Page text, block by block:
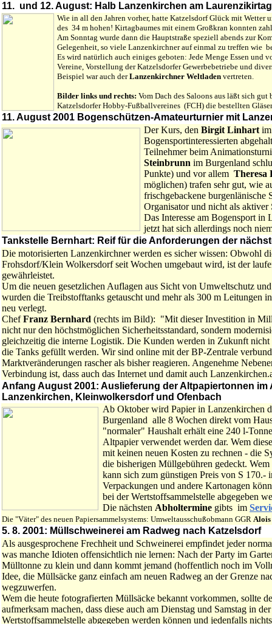
11. und 12. August: Halb Lanzenkirchen am
Wie in all den Jahren vorher, hatte Katzelsdorf Glück mit Wetter
des 34 m hohen! Kirtagbaumes mit einem Großkran konnten
Am Sonntag wurde dann die Hauptstraße speziell abends zur
Gelegenheit, so viele Lanzenkirchner auf einmal zu treffen wie
Es wird natürlich auch einiges geboten: Jede Menge Essen und
Vereine, Vorstellung der Katzelsdorfer Gewerbebetriebe und
Beispiel war auch derLanzenkirchner Weltladen vertreten.
Bilder links und rechts: Vom Dach des Saloons aus läßt sich
Katzelsdorfer Hobby-Fußballvereines (FCH) die bestellten
11. August 2001 Bogenschützen-Amateurturnier mit
Der Kurs, den Birgit Linhart
Bogensportinteressierten
Teilnehmer beim
Steinbrunn im Burgenland
Punkte) und vor allem Theresa
möglichen) trafen sehr gut, wie
frischgebackene burgenlänische
Organisator und nicht als aktiver
Das Interesse am Bogensport
jetzt hat sich allerdings noch
Tankstelle Bernhart: Reif für die Anforderungen der
Die motorisierten Lanzenkirchner werden es sicher wissen: Obwohl
Frohsdorf/Klein Wolkersdorf seit Wochen umgebaut wird, ist der
gewährleistet.
Um die neuen gesetzlichen Auflagen aus Sicht von Umweltschutz
wurden die Treibstofftanks getauscht und mehr als 300 m Leitungen
neu verlegt.
ChefFranz Bernhard (rechts im Bild): "Mit dieser Investition in
nicht nur den höchstmöglichen Sicherheitsstandard, sondern
gleichzeitig die interne Logistik. Die Kunden werden in Zukunft nicht
die Tanks gefüllt werden. Wir sind online mit der BP-Zentrale
Marktveränderungen rascher als bisher reagieren. Angenehme
Verbindung ist, dass auch das Internet und damit auch
Anfang August 2001: Auslieferung der Altpapiertonnen im
Lanzenkirchen, Kleinwolkersdorf und Ofenbach
Ab Oktober wird Papier in Lanzenkirchen
Burgenland alle 8 Wochen direkt vom
"normaler" Haushalt erhält eine 240 l-
Altpapier verwendet werden dar. Wem
mit keinen neuen Kosten zu rechnen - die
die bisherigen Müllgebühren gedeckt.
kann sich zum günstigen Preis von S 170.-
Verpackungen und andere Kartonagen
bei der Wertstoffsammelstelle abgegeben
Die nächsten Abholtermine gibts im
Die "Väter" des neuen Papiersammelsystems: Umweltausschußobmann GGR
5. 8. 2001: Müllschweinerei am Radweg nach Katzelsdorf
Als ausgesprochene Frechheit und Schweinerei empfindet jeder
was manche Idioten offensichtlich nie lernen: Nach der Party im
Mülltonne zu klein und dann kommt jemand (hoffentlich noch im
Idee, die Müllsäcke ganz einfach am neuen Radweg an der Grenze
wegzuwerfen.
Wem die heute fotografierten Müllsäcke bekannt vorkommen, sollte
aufmerksam machen, dass diese auch am Dienstag und Samstag in der
Wertstoffsammelstelle abgegeben werden können und jedenfalls